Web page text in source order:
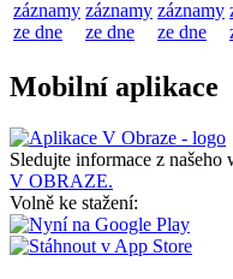
záznamy
ze dne
záznamy
ze dne
záznamy
ze dne
Mobilní aplikace
Sledujte informace z našeho
V OBRAZE.
Volně ke stažení: